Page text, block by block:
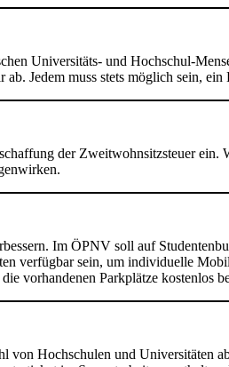
Universitäts- und Hochschul-
Jedem muss stets möglich sein, ein
der Zweitwohnsitzsteuer ein.
Im ÖPNV soll auf
verfügbar sein, um individuelle
vorhandenen Parkplätze kostenlos
von Hochschulen und Universitäten